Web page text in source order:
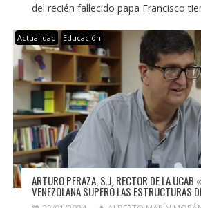
del recién fallecido papa Francisco
Actualidad Educación
ARTURO PERAZA, S.J. RECTOR DE LA UCAB
VENEZOLANA SUPERÓ LAS ESTRUCTURAS